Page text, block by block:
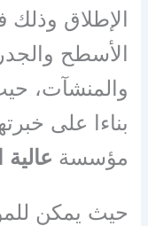
الإطلاق
الأسطح
والمنشآت،
بناءا على
مؤسسة
حيث يمكن